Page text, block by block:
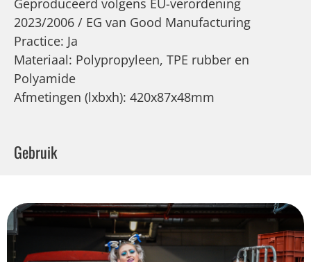
Geproduceerd volgens EU-verordening
2023/2006 / EG van Good Manufacturing
Practice: Ja
Materiaal: Polypropyleen, TPE rubber en
Polyamide
Afmetingen (lxbxh): 420x87x48mm
Gebruik